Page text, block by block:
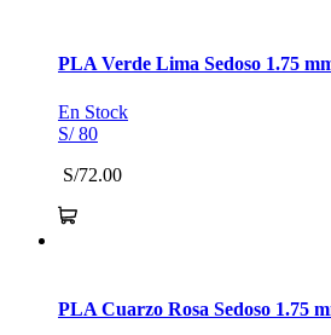
PLA Verde Lima Sedoso 1.75
En Stock
S/ 80
S/72.00
PLA Cuarzo Rosa Sedoso 1.75